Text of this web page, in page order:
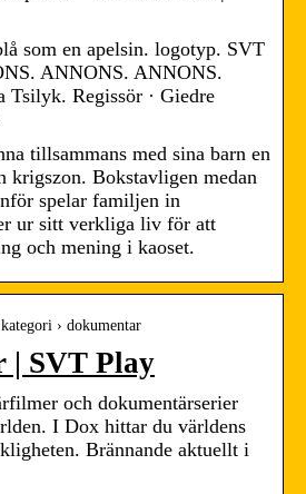
som en apelsin. logotyp. SVT
ANNONS. ANNONS.
Tsilyk. Regissör · Giedre
tillsammans med sina barn en
krigszon. Bokstavligen medan
spelar familjen in
ur sitt verkliga liv för att
och mening i kaoset.
› dokumentar
| SVT Play
och dokumentärserier
I Dox hittar du världens
Brännande aktuellt i